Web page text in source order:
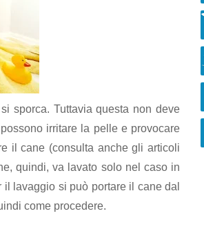
sporca. Tuttavia questa non deve
irritare la pelle e provocare
il cane (consulta anche gli articoli
quindi, va lavato solo nel caso in
lavaggio si può portare il cane dal
come procedere.